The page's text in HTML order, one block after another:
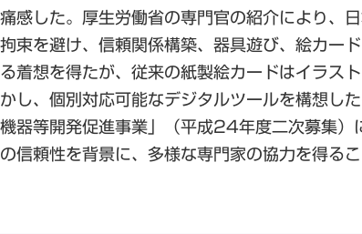
感した。厚生労働省の専門官の紹介により、
束を避け、信頼関係構築、器具遊び、絵カー
着想を得たが、従来の紙製絵カードはイラス
、個別対応可能なデジタルツールを構想した
器等開発促進事業」（平成24年度二次募集）
信頼性を背景に、多様な専門家の協力を得る